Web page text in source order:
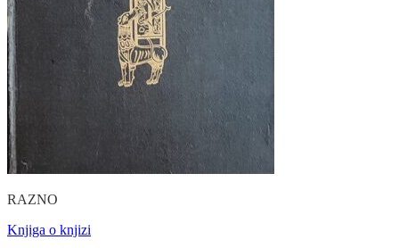
RAZNO
Knjiga o knjizi